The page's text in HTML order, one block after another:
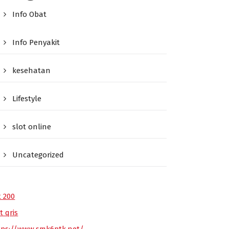
Info Obat
Info Penyakit
kesehatan
Lifestyle
slot online
Uncategorized
200
qris